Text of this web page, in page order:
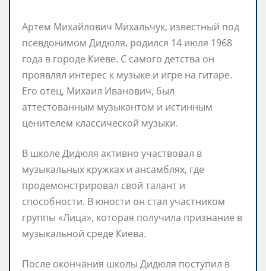
Артем Михайлович Михальчук, известный под
псевдонимом Дидюля, родился 14 июля 1968
года в городе Киеве. С самого детства он
проявлял интерес к музыке и игре на гитаре.
Его отец, Михаил Иванович, был
аттестованным музыкантом и истинным
ценителем классической музыки.
В школе Дидюля активно участвовал в
музыкальных кружках и ансамблях, где
продемонстрировал свой талант и
способности. В юности он стал участником
группы «Лица», которая получила признание в
музыкальной среде Киева.
После окончания школы Дидюля поступил в